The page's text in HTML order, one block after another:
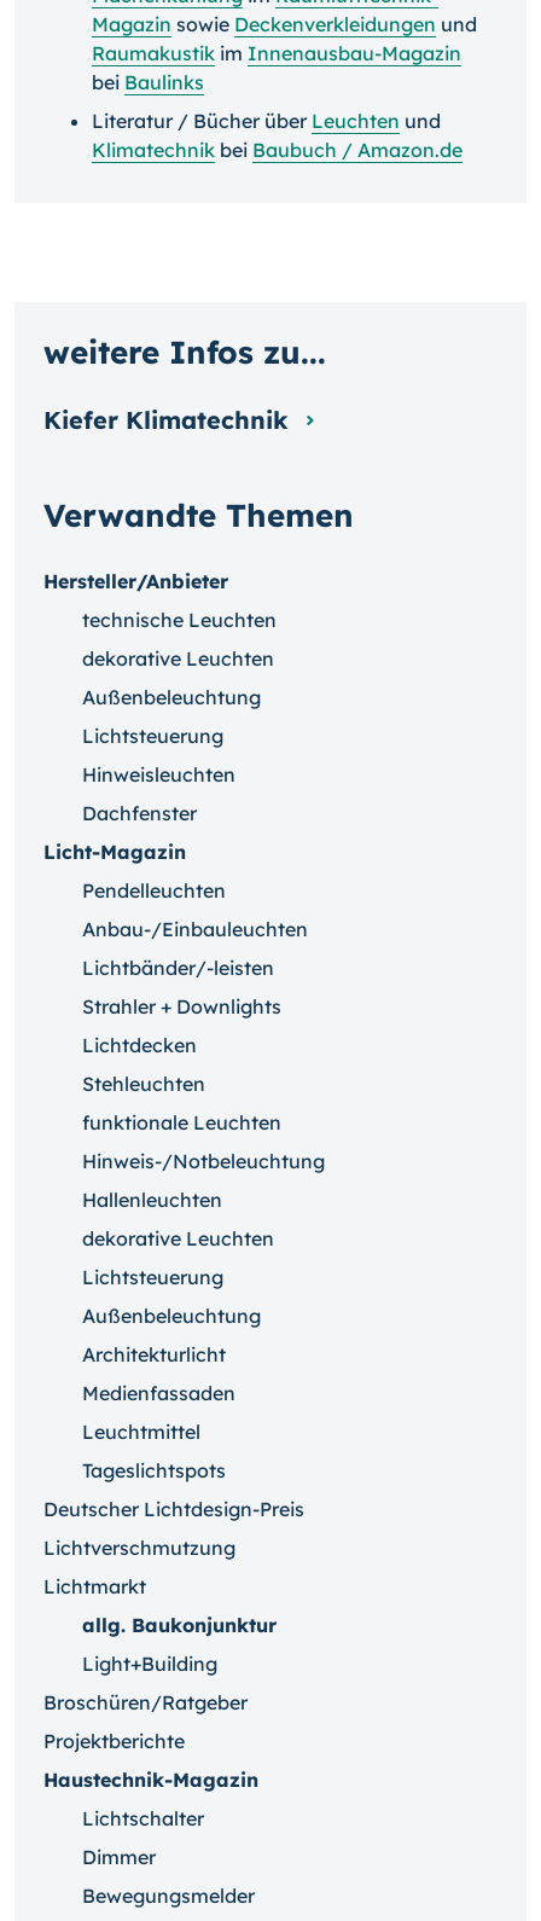
Magazin sowie Deckenverkleidungen und
Raumakustik im Innenausbau-Magazin
bei Baulinks
Literatur / Bücher über Leuchten und
Klimatechnik bei Baubuch / Amazon.de
Verwandte Themen
Hersteller/Anbieter
technische Leuchten
dekorative Leuchten
Außenbeleuchtung
Lichtsteuerung
Hinweisleuchten
Dachfenster
Licht-Magazin
Pendelleuchten
Anbau-/Einbauleuchten
Lichtbänder/-leisten
Strahler + Downlights
Lichtdecken
Stehleuchten
funktionale Leuchten
Hinweis-/Notbeleuchtung
Hallenleuchten
dekorative Leuchten
Lichtsteuerung
Außenbeleuchtung
Architekturlicht
Medienfassaden
Leuchtmittel
Tageslichtspots
Deutscher Lichtdesign-Preis
Lichtverschmutzung
Lichtmarkt
allg. Baukonjunktur
Light+Building
Broschüren/Ratgeber
Projektberichte
Haustechnik-Magazin
Lichtschalter
Dimmer
Bewegungsmelder
weitere Infos zu...
Kiefer Klimatechnik